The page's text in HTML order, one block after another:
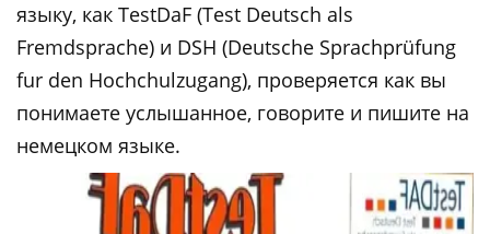
языку, как TestDaF (Test Deutsch als
Fremdsprache) и DSH (Deutsche Sprachprüfung
fur den Hochchulzugang), проверяется как вы
понимаете услышанное, говорите и пишите на
немецком языке.